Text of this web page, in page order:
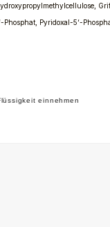
Pyridoxal-5‘-
einnehmen